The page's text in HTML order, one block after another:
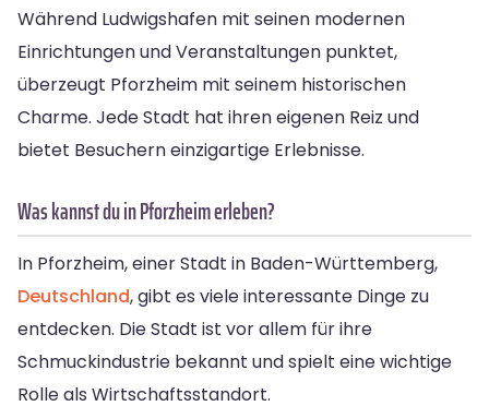
Während Ludwigshafen mit seinen modernen
Einrichtungen und Veranstaltungen punktet,
überzeugt Pforzheim mit seinem historischen
Charme. Jede Stadt hat ihren eigenen Reiz und
bietet Besuchern einzigartige Erlebnisse.
Was kannst du in Pforzheim erleben?
In Pforzheim, einer Stadt in Baden-Württemberg,
Deutschland, gibt es viele interessante Dinge zu
entdecken. Die Stadt ist vor allem für ihre
Schmuckindustrie bekannt und spielt eine wichtige
Rolle als Wirtschaftsstandort.